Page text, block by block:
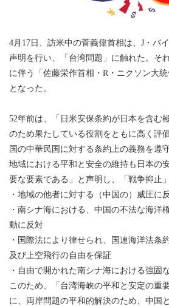
4月17日、訪米中の菅義偉首相は、J・バ
声明を行い、「台湾問題」に触れた。そ
に伴う「佐藤栄作首相・R・ニクソン大
となった。
52年前は、「日米安保条約が日本を含む
のため果たしている役割をともに高く評
国の中華民国に対する条約上の義務を遵
地域における平和と安全の維持も日本の
要な要素である」と声明し、「戦争抑止
・地域の他者に対する（中国の）威圧に
・南シナ海における、中国の不法な海洋
動に反対
・国際法により律せられ、国連海洋法条
及び上空飛行の自由を保証
・自由で開かれた南シナ海における強固
このため、「台湾海峡の平和と安定の重
に、両岸問題の平和的解決のため、中国